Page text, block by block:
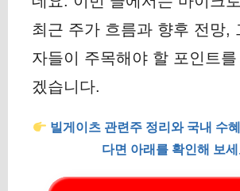
최근 주가 흐름과 향후 전망,
자들이 주목해야 할 포인트
겠습니다.
빌게이츠 관련주 정리와 국내 수
다면 아래를 확인해 보